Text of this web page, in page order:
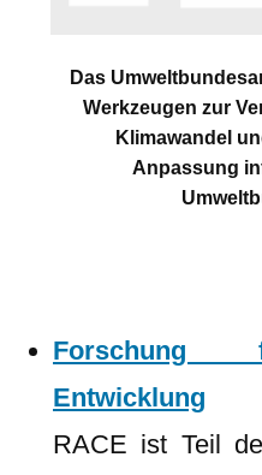
Das
Werkzeugen zur
Klimawandel
Anpassung
Forschung
Entwicklung
RACE ist Teil